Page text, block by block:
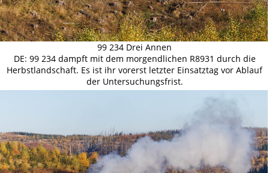
99 234 Drei Annen
DE: 99 234 dampft mit dem morgendlichen R8931 durch die
Herbstlandschaft. Es ist ihr vorerst letzter Einsatztag vor Ablauf
der Untersuchungsfrist.